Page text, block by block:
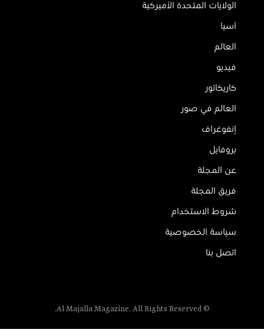
الولايات المتحدة الأميركية
آسيا
العالم
فيديو
كاريكاتور
العالم في صور
إنفوغراف
بروفايل
عن المجلة
فريق المجلة
شروط الاستخدام
سياسة الخصوصية
اتصل بنا
© Al Majalla Magazine. All Rights Reserved.